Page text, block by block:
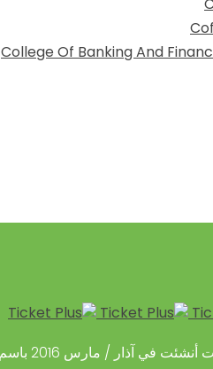
College Of Banking And
شركة عمانية متخصصة في توفير حلول الدفع المبتكرة القائمة على التكنولوجيا المالية.